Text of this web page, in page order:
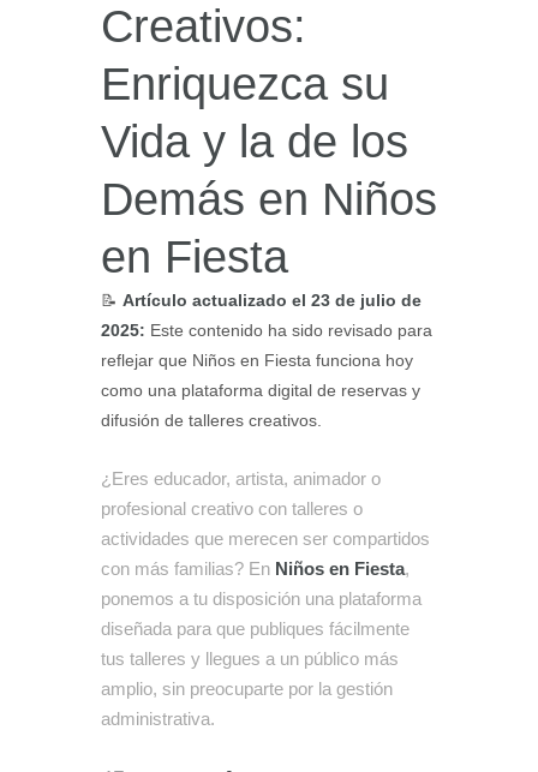
Creativos:
Enriquezca su
Vida y la de los
Demás en Niños
en Fiesta
📝 Artículo actualizado el 23 de julio de
2025: Este contenido ha sido revisado para
reflejar que Niños en Fiesta funciona hoy
como una plataforma digital de reservas y
difusión de talleres creativos.
¿Eres educador, artista, animador o
profesional creativo con talleres o
actividades que merecen ser compartidos
con más familias? En Niños en Fiesta,
ponemos a tu disposición una plataforma
diseñada para que publiques fácilmente
tus talleres y llegues a un público más
amplio, sin preocuparte por la gestión
administrativa.